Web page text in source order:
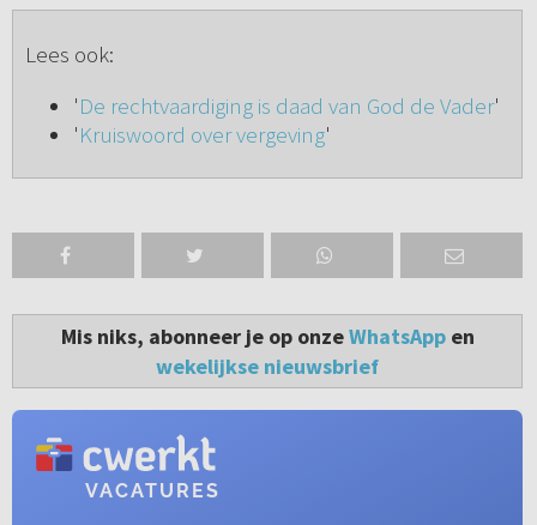
Lees ook:
'De rechtvaardiging is daad van God de Vader'
'Kruiswoord over vergeving'
Mis niks, abonneer je op onzeWhatsAppen
wekelijkse nieuwsbrief